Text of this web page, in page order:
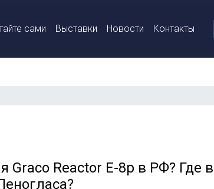
сами Выставки Новости Контакты
Graco Reactor E-8p в РФ? Где